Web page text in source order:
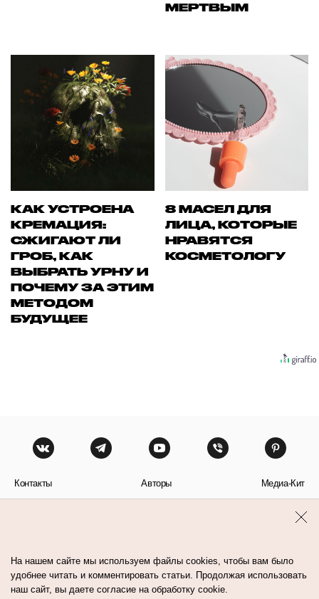
МЕРТВЫМ
КАК УСТРОЕНА
КРЕМАЦИЯ:
СЖИГАЮТ ЛИ
ГРОБ, КАК
ВЫБРАТЬ УРНУ И
ПОЧЕМУ ЗА ЭТИМ
МЕТОДОМ
БУДУЩЕЕ
8 МАСЕЛ ДЛЯ
ЛИЦА, КОТОРЫЕ
НРАВЯТСЯ
КОСМЕТОЛОГУ
Контакты Авторы Медиа-Кит
На нашем сайте мы используем файлы cookies, чтобы вам было
удобнее читать и комментировать статьи. Продолжая использовать
наш сайт, вы даете согласие на обработку cookie.